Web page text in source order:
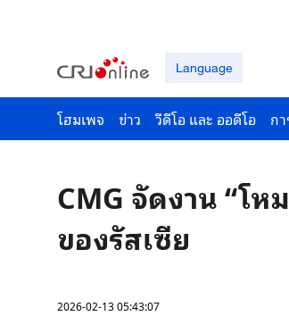
Language
โฮมเพจ ข่าว วีดีโอ และ ออดีโอ ก
CMG จัดงาน “โ
ของรัสเซีย
2026-02-13 05:43:07